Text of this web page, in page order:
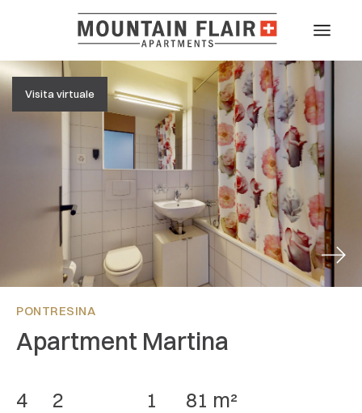
Visita virtuale
Next
PONTRESINA
Apartment Martina
4 2 1 81 m²